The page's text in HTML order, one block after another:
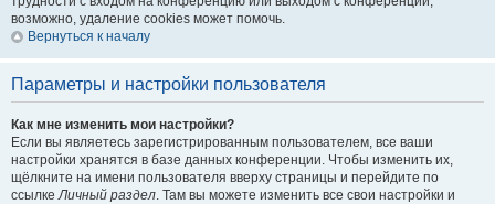
возможно, удаление cookies может помочь.
Вернуться к началу
Параметры и настройки пользователя
Как мне изменить мои настройки?
Если вы являетесь зарегистрированным пользователем, все ваши
настройки хранятся в базе данных конференции. Чтобы изменить их,
щёлкните на имени пользователя вверху страницы и перейдите по
ссылкеЛичный раздел. Там вы можете изменить все свои настройки и